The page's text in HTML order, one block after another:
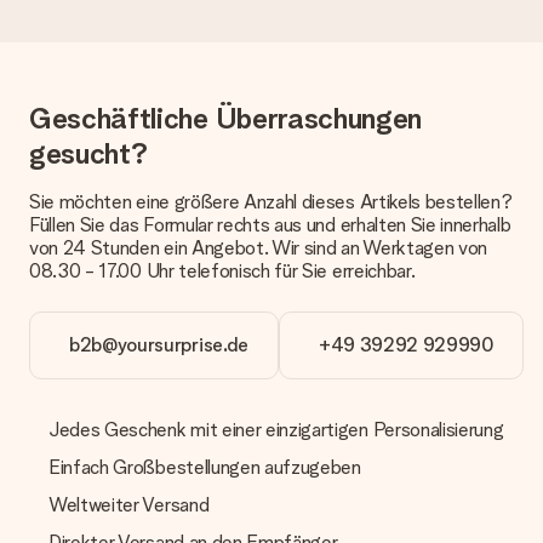
Welche Lieferoptionen stehen zur Verfügung?
Derzeit können wir (noch) keine verschiedenen Lieferoptionen
anbieten. Das Geschenk, das bestellt wird, wird als Paket oder
oder Päckchen geliefert wird, kontaktiere bitte unseren
Kundenservice.
Zahlung
Wie kann ich meine Bestellung bezahlen?
Wir bieten die folgenden Zahlungsoptionen an: Vorauskasse
mit normaler Überweisung, Sofortüberweisung, Paypal,
Kreditkarte oder auf Rechnung über Klarna. Bei einer
Geschenks jedoch um 3 Werktage.
Geschenk empfangen
Was, wenn das Geschenk meine Erwartungen nicht
Geschäftliche Überraschungen
gesucht?
Sie möchten eine größere Anzahl dieses Artikels bestellen?
Füllen Sie das Formular rechts aus und erhalten Sie innerhalb
von 24 Stunden ein Angebot. Wir sind an Werktagen von
08.30 - 17.00 Uhr telefonisch für Sie erreichbar.
b2b@yoursurprise.de +49 39292 929990
Jedes Geschenk mit einer einzigartigen Personalisierung
Einfach Großbestellungen aufzugeben
Weltweiter Versand